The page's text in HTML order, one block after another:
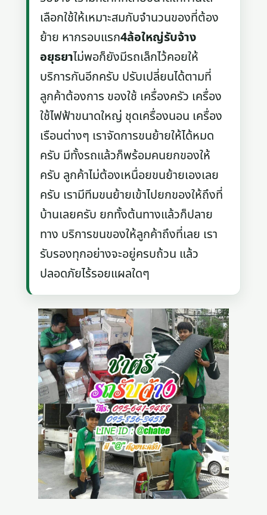
เลือกใช้ให้เหมาะสมกับจำนวนของที่ต้อง
ย้าย หากรอบแรก4ล้อใหญ่รับจ้าง
อยุธยาไม่พอก็ยังมีรถเล็กไว้คอยให้
บริการกันอีกครับ ปรับเปลี่ยนได้ตามที่
ลูกค้าต้องการ ของใช้ เครื่องครัว เครื่อง
ใช้ไฟฟ้าขนาดใหญ่ ชุดเครื่องนอน เครื่อง
เรือนต่างๆ เราจัดการขนย้ายให้ได้หมด
ครับ มีทั้งรถแล้วก็พร้อมคนยกของให้
ครับ ลูกค้าไม่ต้องเหนื่อยขนย้ายเองเลย
ครับ เรามีทีมขนย้ายเข้าไปยกของให้ถึงที่
บ้านเลยครับ ยกทั้งต้นทางแล้วก็ปลาย
ทาง บริการขนของให้ลูกค้าถึงที่เลย เรา
รับรองทุกอย่างจะอยู่ครบถ้วน แล้ว
ปลอดภัยไร้รอยแผลใดๆ